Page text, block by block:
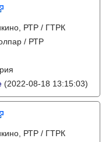
РТР / ГТРК
/ РТР
(2022-08-18 13:15:03)
РТР / ГТРК